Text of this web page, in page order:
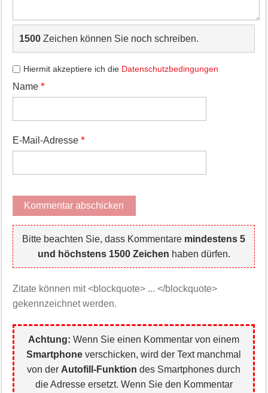
1500Zeichen können Sie noch schreiben.
Hiermit akzeptiere ich die Datenschutzbedingungen
Name *
E-Mail-Adresse *
Bitte beachten Sie, dass Kommentare mindestens 5
und höchstens 1500 Zeichen haben dürfen.
Zitate können mit <blockquote> ... </blockquote>
gekennzeichnet werden.
Achtung: Wenn Sie einen Kommentar von einem
Smartphone verschicken, wird der Text manchmal
von der Autofill-Funktion des Smartphones durch
die Adresse ersetzt. Wenn Sie den Kommentar